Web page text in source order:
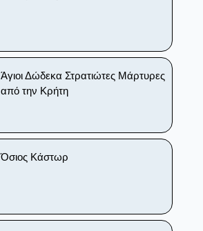
Άγιοι Δώδεκα Στρατιώτες Μάρτυρες
από την Κρήτη
Όσιος Κάστωρ